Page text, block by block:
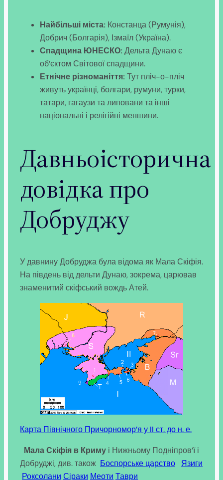
Найбільші міста: Констанца (Румунія),
Добрич (Болгарія), Ізмаїл (Україна).
Спадщина ЮНЕСКО:Дельта Дунаю є
об’єктом Світової спадщини.
Етнічне різноманіття:Тут пліч-о-пліч
живуть українці, болгари, румуни, турки,
татари, гагаузи та липовани та інші
національні і релігійні меншини.
Давньоісторична
довідка про
Добруджу
У давнину Добруджа була відома як Мала Скіфія.
На південь від дельти Дунаю, зокрема, царював
знаменитий скіфський вождь Атей.
Карта Північного Причорномор’я у II ст. до н. е.
Мала Скіфія в Криму і Нижньому Подніпров’ї і
Добруджі, див. також Боспорське царство
Язиги
Роксолани Сіраки Меоти Таври